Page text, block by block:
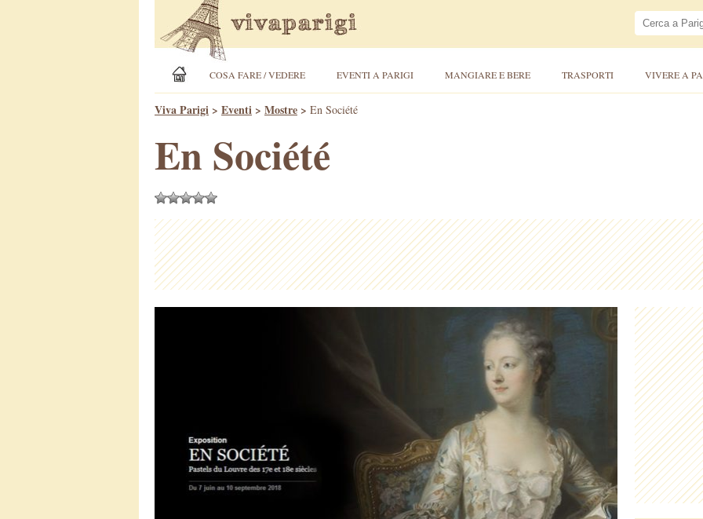
COSA FARE / VEDERE EVENTI A PARIGI MANGIARE E BERE TRASPORTI VIVERE A
Viva Parigi > Eventi > Mostre > En Société
En Société